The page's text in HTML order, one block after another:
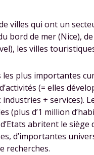
villes qui ont un
bord de mer (Nice),
les villes
les plus importantes
(= elles
industries + services).
(plus d’1 million
abritent le siège
d’importantes
recherches.